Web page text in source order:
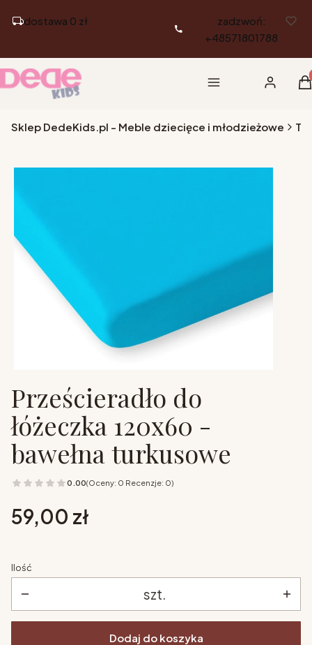
dostawa 0 zł
zadzwoń:
+48571801788
Menu Zaloguj się
Sklep DedeKids.pl - Meble dziecięce i młodzieżowe
Prześcieradło do
łóżeczka 120x60 -
bawełna turkusowe
0.00(Oceny: 0 Recenzje: 0)
Cena
59,00 zł
Ilość
szt.
Dodaj do koszyka